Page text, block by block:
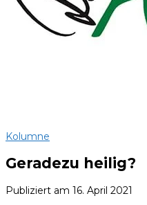
Kolumne
Geradezu heilig?
Publiziert am 16. April 2021